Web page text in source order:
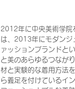
2012年に中央美術学
は、2013年にモダンジ
ァッションブランドと
と美のあらゆるつなが
材と実験的な着用方法
ら義足を付けているイ